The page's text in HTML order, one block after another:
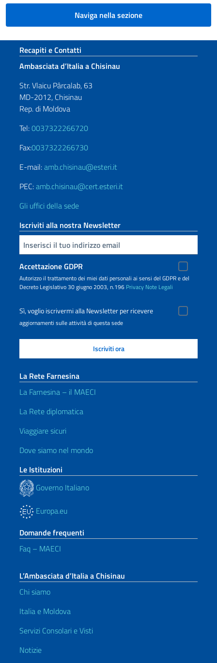
Naviga nella sezione
Sezione footer
Recapiti e Contatti
Ambasciata d’Italia a Chisinau
Str. Vlaicu Pârcalab, 63
MD-2012, Chisinau
Rep. di Moldova
Tel:0037322266720
Fax:0037322266730
E-mail:amb.chisinau@esteri.it
PEC:amb.chisinau@cert.esteri.it
Gli uffici della sede
Iscriviti alla nostra Newsletter
Inserisci la tua email
Accettazione GDPR
Autorizzo il trattamento dei miei dati personali ai sensi del GDPR e del
Decreto Legislativo 30 giugno 2003, n.196 Privacy Note Legali
Sì, voglio iscrivermi alla Newsletter per ricevere
aggiornamenti sulle attività di questa sede
La Rete Farnesina
La Farnesina – il MAECI
La Rete diplomatica
Viaggiare sicuri
Dove siamo nel mondo
Le Istituzioni
Governo Italiano
Europa.eu
Domande frequenti
Faq – MAECI
L’Ambasciata d’Italia a Chisinau
Chi siamo
Italia e Moldova
Servizi Consolari e Visti
Notizie